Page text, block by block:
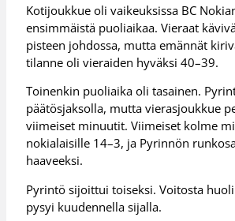
Kotijoukkue oli vaikeuksissa BC
ensimmäistä puoliaikaa. Vieraat
pisteen johdossa, mutta emännät
tilanne oli vieraiden hyväksi 40–39.
Toinenkin puoliaika oli tasainen.
päätösjaksolla, mutta vierasjoukkue
viimeiset minuutit. Viimeiset kolme
nokialaisille 14–3, ja Pyrinnön
haaveeksi.
Pyrintö sijoittui toiseksi. Voitosta
pysyi kuudennella sijalla.